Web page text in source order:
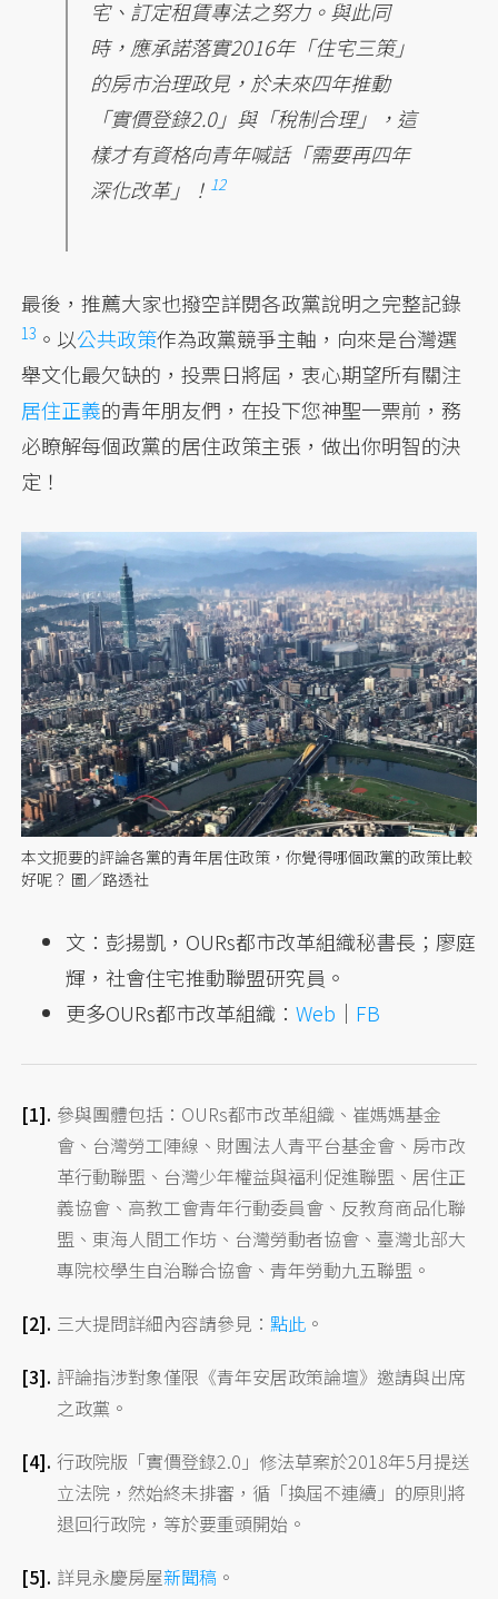
宅、訂定租賃專法之努力。與此同
時，應承諾落實2016年「住宅三策」
的房市治理政見，於未來四年推動
「實價登錄2.0」與「稅制合理」，這
樣才有資格向青年喊話「需要再四年
深化改革」！ 12
最後，推薦大家也撥空詳閱各政黨說明之完整記錄
13 。以公共政策作為政黨競爭主軸，向來是台灣選
舉文化最欠缺的，投票日將屆，衷心期望所有關注
居住正義的青年朋友們，在投下您神聖一票前，務
必瞭解每個政黨的居住政策主張，做出你明智的決
定！
本文扼要的評論各黨的青年居住政策，你覺得哪個政黨的政策比較
好呢？ 圖／路透社
文：彭揚凱，OURs都市改革組織秘書長；廖庭
輝，社會住宅推動聯盟研究員。
更多OURs都市改革組織：Web ｜ FB
參與團體包括：OURs都市改革組織、崔媽媽基金
會、台灣勞工陣線、財團法人青平台基金會、房市改
革行動聯盟、台灣少年權益與福利促進聯盟、居住正
義協會、高教工會青年行動委員會、反教育商品化聯
盟、東海人間工作坊、台灣勞動者協會、臺灣北部大
專院校學生自治聯合協會、青年勞動九五聯盟。
三大提問詳細內容請參見：點此 。
評論指涉對象僅限《青年安居政策論壇》邀請與出席
之政黨。
行政院版「實價登錄2.0」修法草案於2018年5月提送
立法院，然始終未排審，循「換屆不連續」的原則將
退回行政院，等於要重頭開始。
詳見永慶房屋新聞稿 。